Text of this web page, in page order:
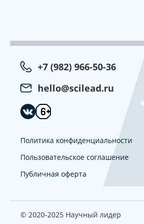
+7 (982) 966-50-36
hello@scilead.ru
Политика конфиденциальности
Пользовательское соглашение
Публичная оферта
© 2020-2025 Научный лидер